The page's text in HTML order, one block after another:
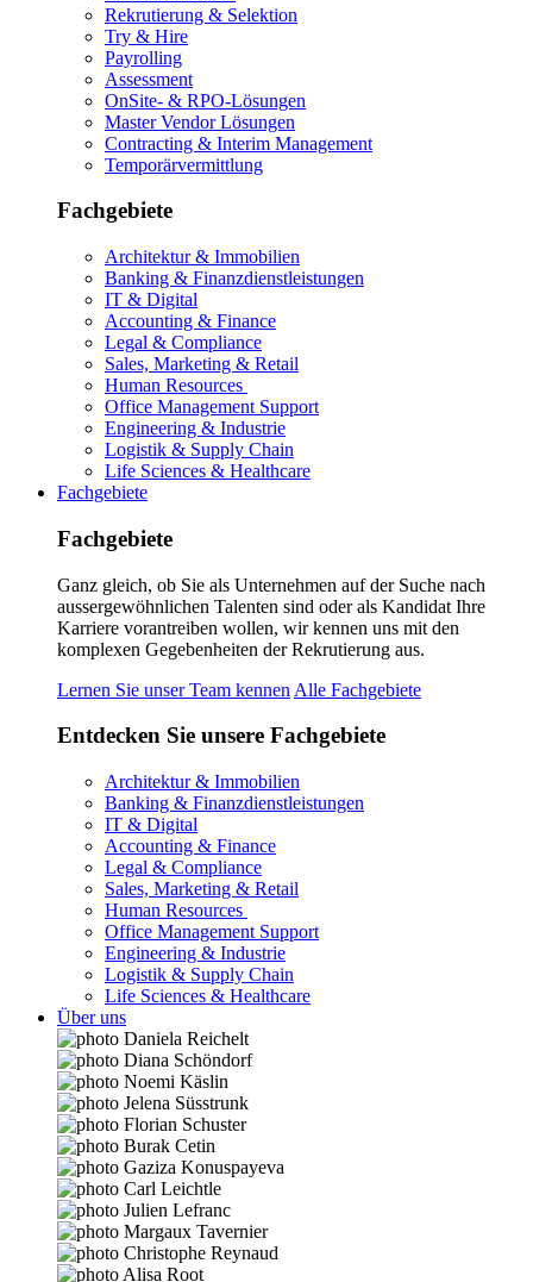
Rekrutierung & Selektion
Try & Hire
Payrolling
Assessment
OnSite- & RPO-Lösungen
Master Vendor Lösungen
Contracting & Interim Management
Temporärvermittlung
Fachgebiete
Architektur & Immobilien
Banking & Finanzdienstleistungen
IT & Digital
Accounting & Finance
Legal & Compliance
Sales, Marketing & Retail
Human Resources
Office Management Support
Engineering & Industrie
Logistik & Supply Chain
Life Sciences & Healthcare
Fachgebiete
Fachgebiete
Ganz gleich, ob Sie als Unternehmen auf der Suche nach
aussergewöhnlichen Talenten sind oder als Kandidat Ihre
Karriere vorantreiben wollen, wir kennen uns mit den
komplexen Gegebenheiten der Rekrutierung aus.
Lernen Sie unser Team kennen Alle Fachgebiete
Entdecken Sie unsere Fachgebiete
Architektur & Immobilien
Banking & Finanzdienstleistungen
IT & Digital
Accounting & Finance
Legal & Compliance
Sales, Marketing & Retail
Human Resources
Office Management Support
Engineering & Industrie
Logistik & Supply Chain
Life Sciences & Healthcare
Über uns